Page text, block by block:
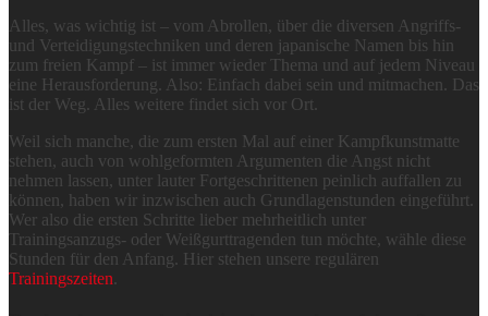
Alles, was wichtig ist – vom Abrollen, über die diversen Angriffs-
und Verteidigungstechniken und deren japanische Namen bis hin
zum freien Kampf – ist immer wieder Thema und auf jedem Niveau
eine Herausforderung. Also: Einfach dabei sein und mitmachen. Das
ist der Weg. Alles weitere findet sich vor Ort.
Weil sich manche, die zum ersten Mal auf einer Kampfkunstmatte
stehen, auch von wohlgeformten Argumenten die Angst nicht
nehmen lassen, unter lauter Fortgeschrittenen peinlich auffallen zu
können, haben wir inzwischen auch Grundlagenstunden eingeführt.
Wer also die ersten Schritte lieber mehrheitlich unter
Trainingsanzugs- oder Weißgurttragenden tun möchte, wähle diese
Stunden für den Anfang.
Hier stehen unsere regulären
Trainingszeiten